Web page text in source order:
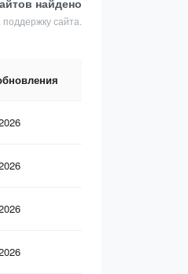
найдено
сайта.